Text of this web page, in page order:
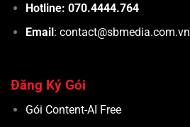
Hotline: 070.4444.764
Email : contact@sbmedia.com.vn
Đăng Ký Gói
Gói Content-AI Free